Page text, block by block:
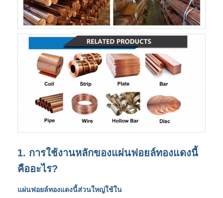
1. การใช้งานหลักของแผ่นฟอยล์ทองแดงนี้
คืออะไร?
แผ่นฟอยล์ทองแดงนี้ส่วนใหญ่ใช้ใน